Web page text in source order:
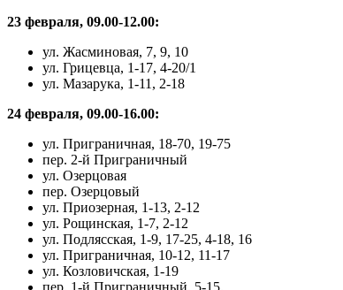
23 февраля, 09.00-12.00:
ул. Жасминовая, 7, 9, 10
ул. Грицевца, 1-17, 4-20/1
ул. Мазарука, 1-11, 2-18
24 февраля, 09.00-16.00:
ул. Приграничная, 18-70, 19-75
пер. 2-й Приграничный
ул. Озерцовая
пер. Озерцовый
ул. Приозерная, 1-13, 2-12
ул. Рощинская, 1-7, 2-12
ул. Подлясская, 1-9, 17-25, 4-18, 16
ул. Приграничная, 10-12, 11-17
ул. Козловичская, 1-19
пер. 1-й Приграничный, 5-15.